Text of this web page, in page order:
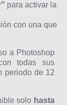
para activar la
con una que
a Photoshop
todas sus
periodo de 12
solo hasta